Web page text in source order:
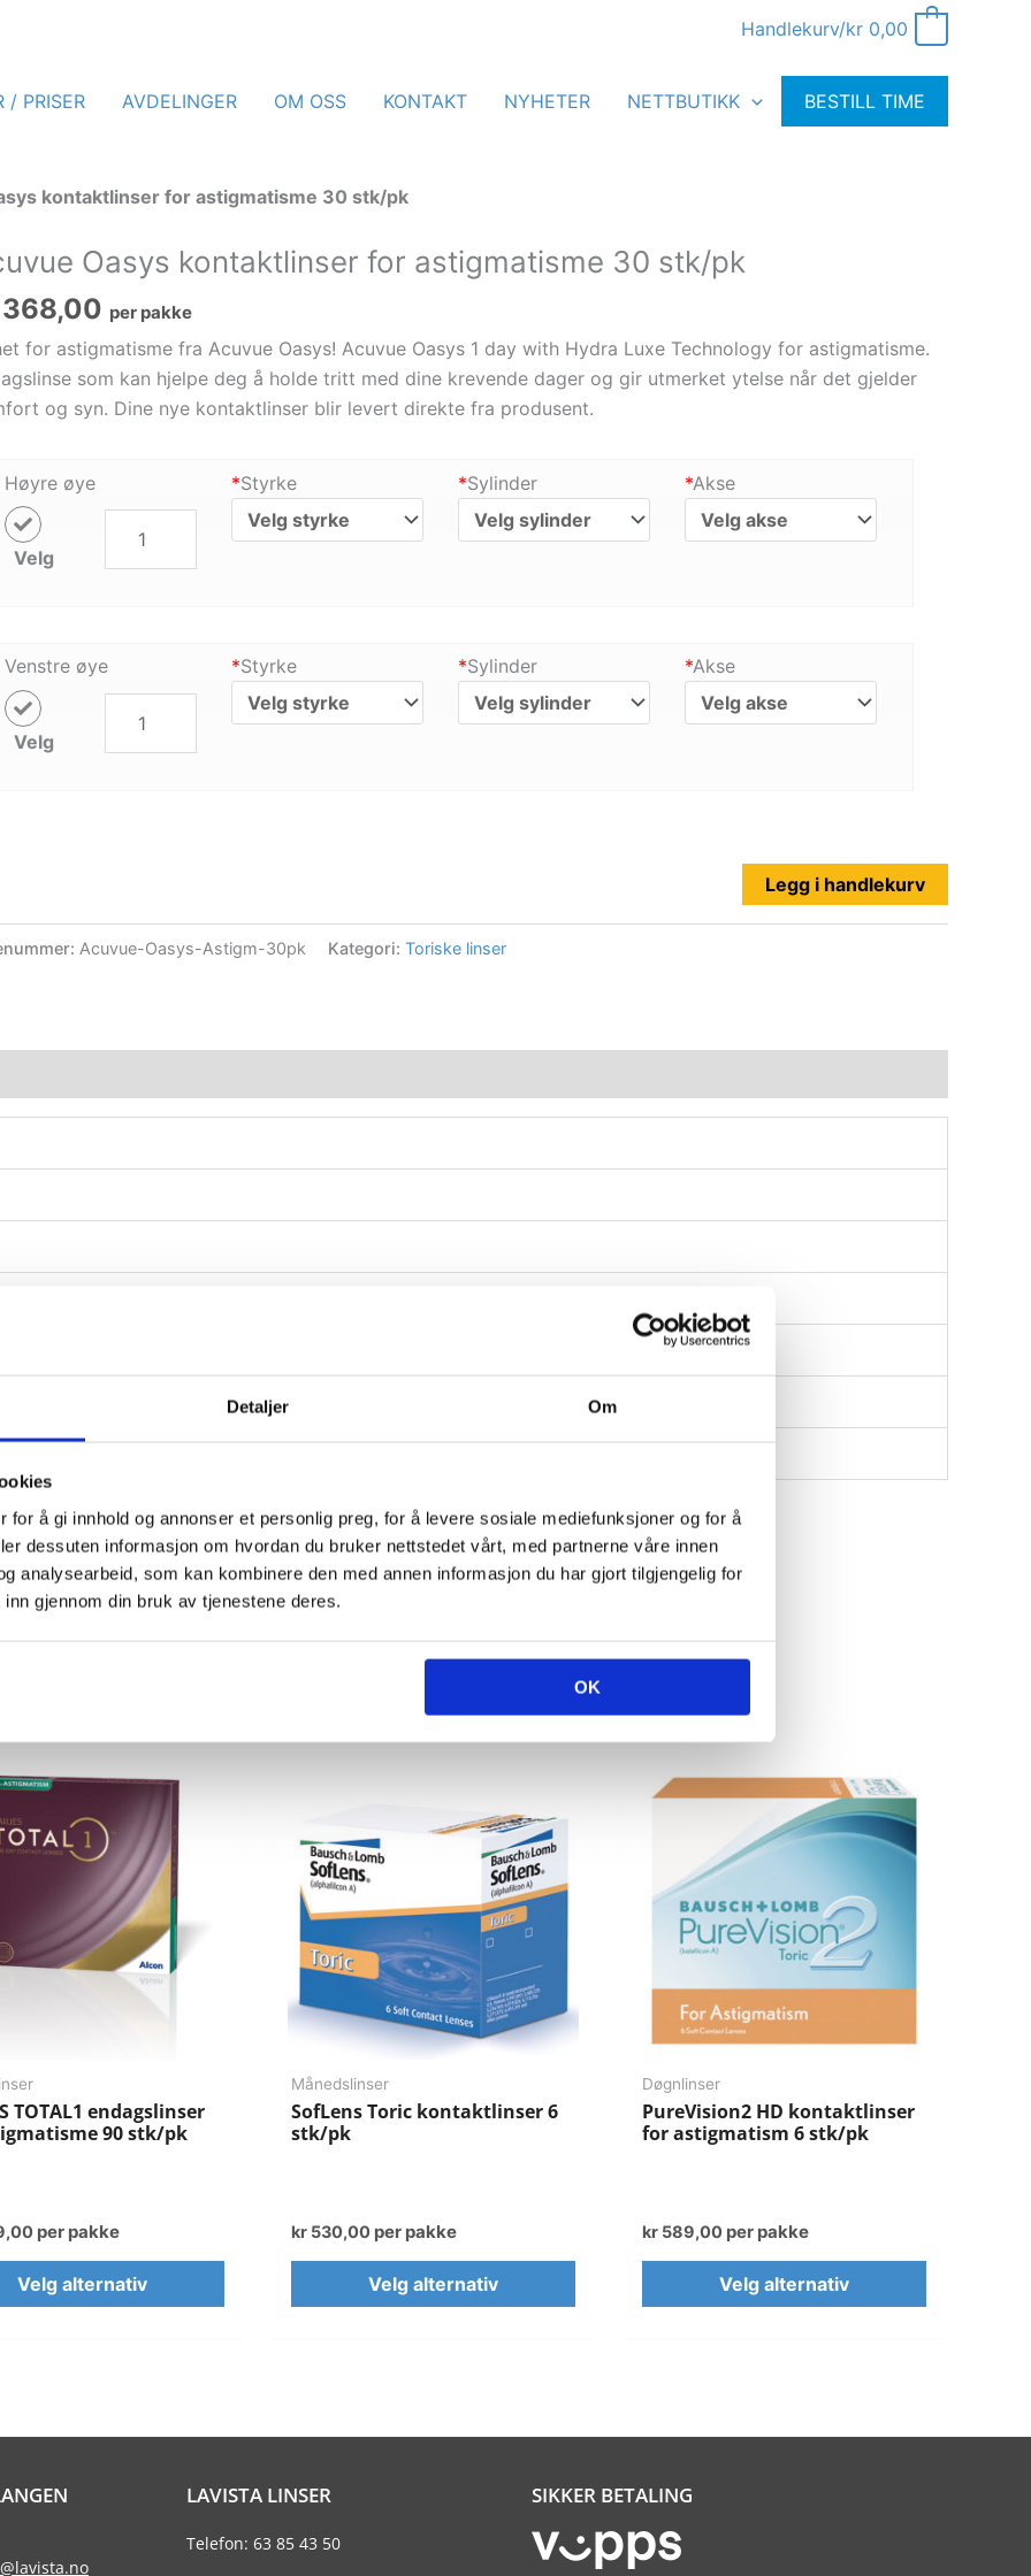
Detaljer Om
for å gi innhold og annonser et personlig preg, for å levere sosiale mediefunksjoner og for å
dessuten informasjon om hvordan du bruker nettstedet vårt, med partnerne våre innen
analysearbeid, som kan kombinere den med annen informasjon du har gjort tilgjengelig for
gjennom din bruk av tjenestene deres.
OK
Handlekurv/kr 0,00
/ PRISER AVDELINGER OM OSS KONTAKT NYHETER NETTBUTIKK BESTILL TIME
kontaktlinser for astigmatisme 30 stk/pk
Oasys kontaktlinser for astigmatisme 30 stk/pk
per pakke
for astigmatisme fra Acuvue Oasys! Acuvue Oasys 1 day with Hydra Luxe Technology for astigmatisme.
som kan hjelpe deg å holde tritt med dine krevende dager og gir utmerket ytelse når det gjelder
og syn. Dine nye kontaktlinser blir levert direkte fra produsent.
Høyre øye
Velg
*Styrke *Sylinder *Akse
Venstre øye
Velg
*Styrke *Sylinder *Akse
Legg i handlekurv
Acuvue-Oasys-Astigm-30pk Kategori: Toriske linser
TOTAL1 endagslinser
90 stk/pk
per pakke
Velg alternativ
Månedslinser
SofLens Toric kontaktlinser 6
stk/pk
kr 530,00 per pakke
Velg alternativ
Døgnlinser
PureVision2 HD kontaktlinser
for astigmatism 6 stk/pk
kr 589,00 per pakke
Velg alternativ
LAVISTA LINSER
Telefon: 63 85 43 50
SIKKER BETALING